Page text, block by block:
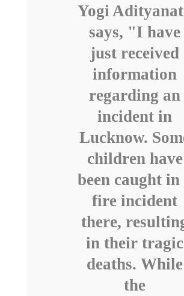
Yogi
says, "I have
just received
information
regarding an
incident in
Lucknow.
children have
been caught in
fire incident
there,
in their tragic
deaths. While
the